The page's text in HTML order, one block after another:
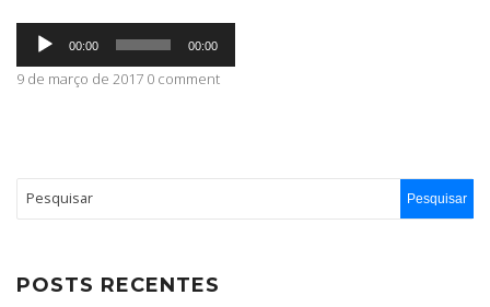
Tocador
áudio
00:00 00:00
9 de março de 2017 0 comment
POSTS RECENTES